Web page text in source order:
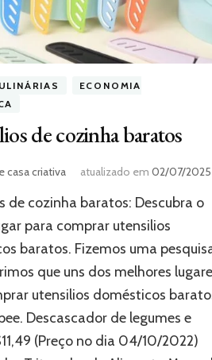
ECONOMIA
de cozinha baratos
casa criativa atualizado em 02/07/2025
de cozinha baratos: Descubra o
para comprar utensilios
baratos. Fizemos uma
que uns dos melhores
utensilios domésticos
Descascador de legumes e
(Preço no dia 04/10/2022)